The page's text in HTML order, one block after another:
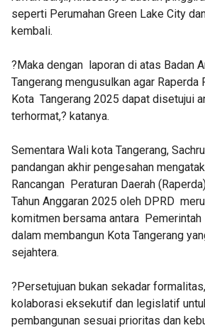
seperti Perumahan Green Lake City
kembali.
?Maka dengan laporan di atas Badan
Tangerang mengusulkan agar Raperda
Kota Tangerang 2025 dapat disetujui
terhormat,? katanya.
Sementara Wali kota Tangerang,
pandangan akhir pengesahan
Rancangan Peraturan Daerah
Tahun Anggaran 2025 oleh DPRD
komitmen bersama antara Pemerintah
dalam membangun Kota Tangerang
sejahtera.
?Persetujuan bukan sekadar
kolaborasi eksekutif dan legislatif
pembangunan sesuai prioritas dan